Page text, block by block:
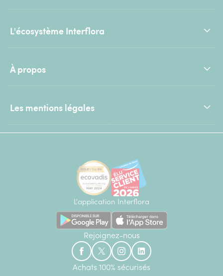
L'écosystème Interflora
À propos
Les mentions légales
L'application Interflora
Rejoignez-nous
Achats 100% sécurisés